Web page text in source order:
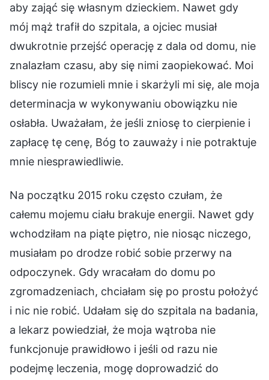
aby zająć się własnym dzieckiem. Nawet gdy
mój mąż trafił do szpitala, a ojciec musiał
dwukrotnie przejść operację z dala od domu, nie
znalazłam czasu, aby się nimi zaopiekować. Moi
bliscy nie rozumieli mnie i skarżyli mi się, ale moja
determinacja w wykonywaniu obowiązku nie
osłabła. Uważałam, że jeśli zniosę to cierpienie i
zapłacę tę cenę, Bóg to zauważy i nie potraktuje
mnie niesprawiedliwie.
Na początku 2015 roku często czułam, że
całemu mojemu ciału brakuje energii. Nawet gdy
wchodziłam na piąte piętro, nie niosąc niczego,
musiałam po drodze robić sobie przerwy na
odpoczynek. Gdy wracałam do domu po
zgromadzeniach, chciałam się po prostu położyć
i nic nie robić. Udałam się do szpitala na badania,
a lekarz powiedział, że moja wątroba nie
funkcjonuje prawidłowo i jeśli od razu nie
podejmę leczenia, mogę doprowadzić do